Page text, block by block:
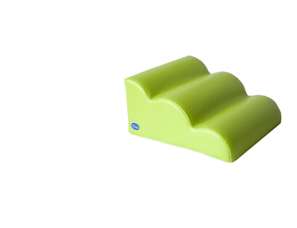
Dibuix tècnic i artístic
Material escolar
Jocs simbòlics